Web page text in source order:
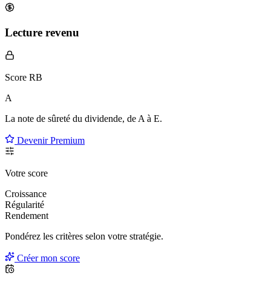
Lecture revenu
Score RB
A
La note de sûreté du dividende, de A à E.
Devenir Premium
Votre score
Croissance
Régularité
Rendement
Pondérez les critères selon votre stratégie.
Créer mon score